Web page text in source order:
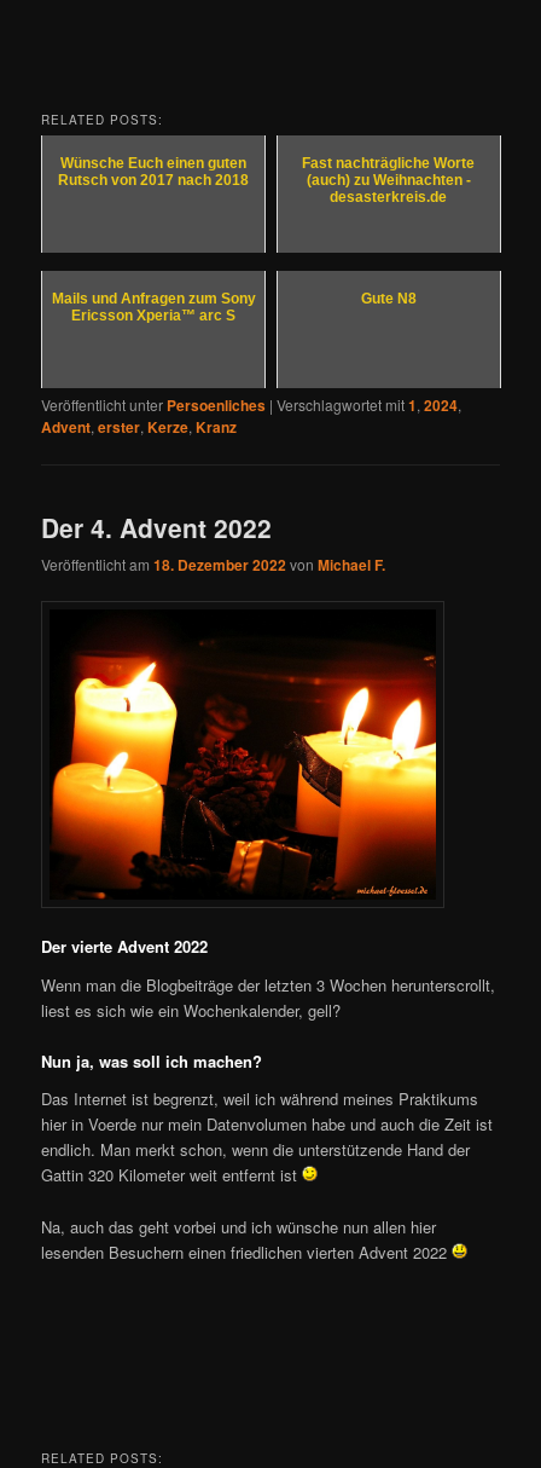
RELATED POSTS:
Wünsche Euch einen guten
Rutsch von 2017 nach 2018
Fast nachträgliche Worte
(auch) zu Weihnachten -
desasterkreis.de
Mails und Anfragen zum Sony
Ericsson Xperia™ arc S
Gute N8
Veröffentlicht unter Persoenliches |Verschlagwortet mit1,2024,
Advent,erster,Kerze,Kranz
Der 4. Advent 2022
Veröffentlicht am18. Dezember 2022vonMichael F.
Der vierte Advent 2022
Wenn man die Blogbeiträge der letzten 3 Wochen herunterscrollt,
liest es sich wie ein Wochenkalender, gell?
Nun ja, was soll ich machen?
Das Internet ist begrenzt, weil ich während meines Praktikums
hier in Voerde nur mein Datenvolumen habe und auch die Zeit ist
endlich. Man merkt schon, wenn die unterstützende Hand der
Gattin 320 Kilometer weit entfernt ist
Na, auch das geht vorbei und ich wünsche nun allen hier
lesenden Besuchern einen friedlichen vierten Advent 2022
RELATED POSTS: